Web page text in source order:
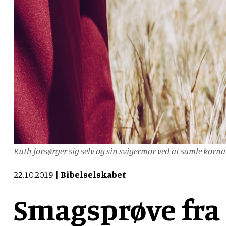
Ruth forsørger sig selv og sin svigermor ved at samle
22.10.2019 Bibelselskabet
Smagsprøve